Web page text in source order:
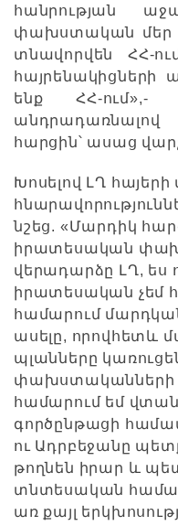
հանրության
փախստական մեր
տնավորվեն ՀՀ-
ենք ՀՀ-ում»,-
հարցին՝ ասաց
Խոսելով ԼՂ
նշեց. «Մարդիկ
իրատեսական
վերադարձը ԼՂ, ես
իրատեսական չեմ
համարում
ասելը, որովհետև
պլանները
փախստականների
համարում եմ
գործընթացի
ու Ադրբեջանը
թողնեն իրար և
տնտեսական
առ քայլ